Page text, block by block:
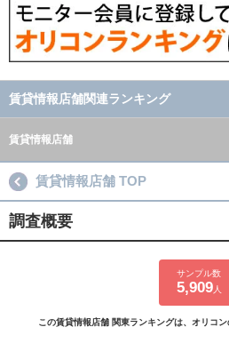
賃貸情報店舗関連ランキング
賃貸情報店舗
賃貸情報店舗 TOP
調査概要
サンプル数
5,909人
この賃貸情報店舗 関東ランキングは、オリコン